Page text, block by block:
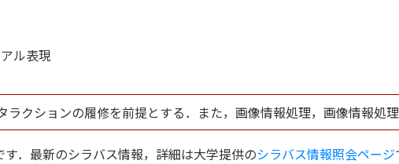
ル表現
ラクションの履修を前提とする．また，画像情報処理，画像情報処理
．最新のシラバス情報，詳細は大学提供のシラバス情報照会ページ